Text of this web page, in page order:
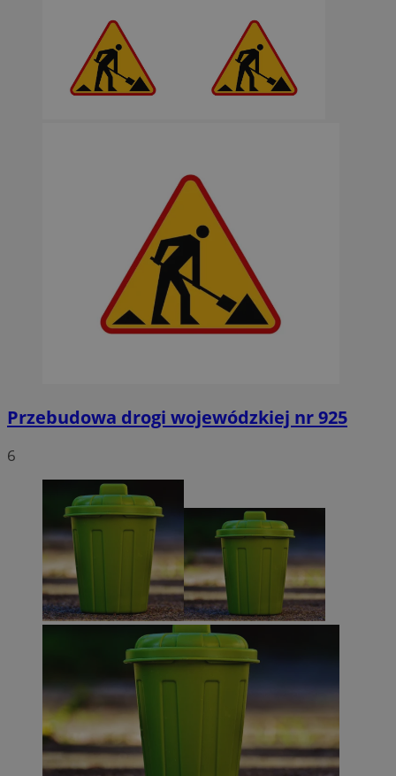
Przebudowa drogi wojewódzkiej nr 925
6